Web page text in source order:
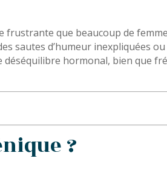
frustrante que beaucoup de
sautes d’humeur inexpliquées
déséquilibre hormonal, bien que
?